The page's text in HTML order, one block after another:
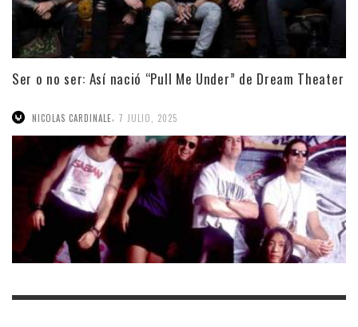
Ser o no ser: Así nació “Pull Me Under” de Dream Theater
NICOLAS CARDINALE 7 JULIO, 2025